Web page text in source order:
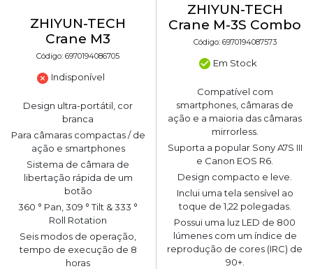
ZHIYUN-TECH
Crane M3
Código: 6970194086705
Indisponível
Design ultra-portátil, cor
branca
Para câmaras compactas / de
ação e smartphones
Sistema de câmara de
libertação rápida de um
botão
360 ° Pan, 309 ° Tilt & 333 °
Roll Rotation
Seis modos de operação,
tempo de execução de 8
horas
ZHIYUN-TECH
Crane M-3S Combo
Código: 6970194087573
Em Stock
Compatível com
smartphones, câmaras de
ação e a maioria das câmaras
mirrorless.
Suporta a popular Sony A7S III
e Canon EOS R6.
Design compacto e leve.
Inclui uma tela sensível ao
toque de 1,22 polegadas.
Possui uma luz LED de 800
lúmenes com um índice de
reprodução de cores (IRC) de
90+.